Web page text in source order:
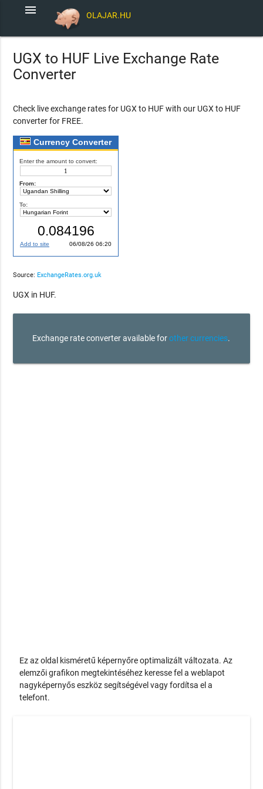
OLAJAR.HU
menu
UGX to HUF Live Exchange Rate
Converter
Check live exchange rates for UGX to HUF with our UGX to HUF
converter for FREE.
Source:ExchangeRates.org.uk
UGX in HUF.
Exchange rate converter available forother currencies.
Ez az oldal kisméretű képernyőre optimalizált változata. Az
elemzői grafikon megtekintéséhez keresse fel a weblapot
nagyképernyős eszköz segítségével vagy fordítsa el a
telefont.